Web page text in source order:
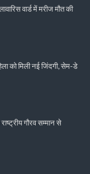
वार्ड में मरीज मौत की
को मिली नई जिंदगी, सेम-डे
गौरव सम्मान से